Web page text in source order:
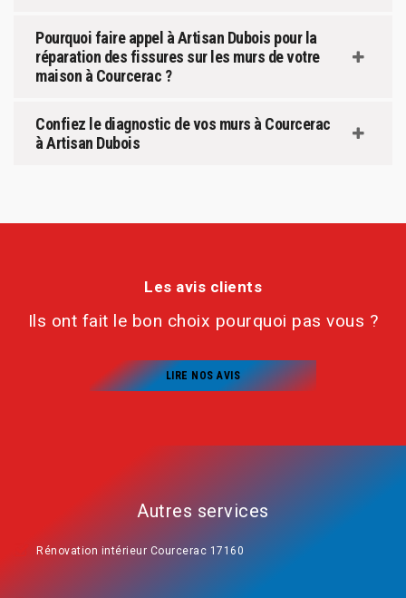
Pourquoi faire appel à Artisan Dubois pour la
réparation des fissures sur les murs de votre
maison à Courcerac ?
Confiez le diagnostic de vos murs à Courcerac
à Artisan Dubois
Les avis clients
Ils ont fait le bon choix pourquoi pas vous ?
LIRE NOS AVIS
Autres services
Rénovation intérieur Courcerac 17160